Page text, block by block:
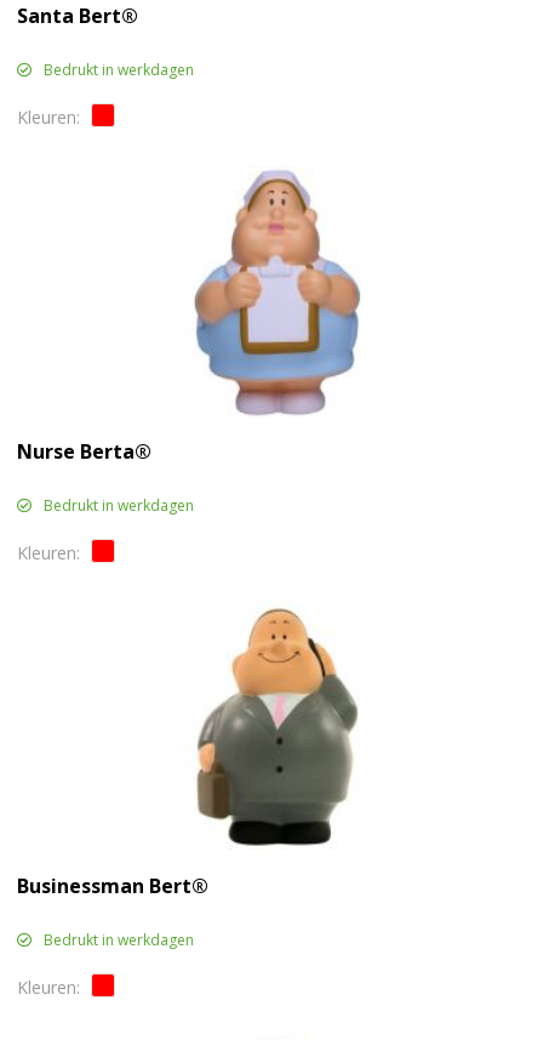
Santa Bert®
Bedrukt in werkdagen
Nurse Berta®
Bedrukt in werkdagen
Businessman Bert®
Bedrukt in werkdagen